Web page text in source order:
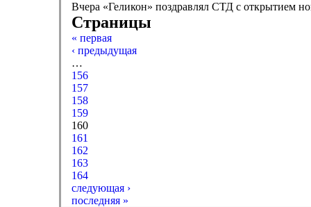
Вчера «Геликон» поздравлял СТД с открытием
Страницы
« первая
‹ предыдущая
…
156
157
158
159
160
161
162
163
164
следующая ›
последняя »